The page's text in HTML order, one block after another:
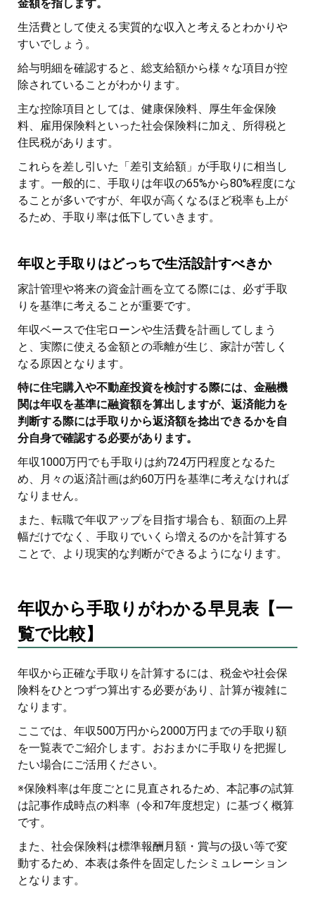
金額を指します。
生活費として使える実質的な収入と考えるとわかりや
すいでしょう。
給与明細を確認すると、総支給額から様々な項目が控
除されていることがわかります。
主な控除項目としては、健康保険料、厚生年金保険
料、雇用保険料といった社会保険料に加え、所得税と
住民税があります。
これらを差し引いた「差引支給額」が手取りに相当し
ます。一般的に、手取りは年収の65%から80%程度にな
ることが多いですが、年収が高くなるほど税率も上が
るため、手取り率は低下していきます。
年収と手取りはどっちで生活設計すべきか
家計管理や将来の資金計画を立てる際には、必ず手取
りを基準に考えることが重要です。
年収ベースで住宅ローンや生活費を計画してしまう
と、実際に使える金額との乖離が生じ、家計が苦しく
なる原因となります。
特に住宅購入や不動産投資を検討する際には、金融機
関は年収を基準に融資額を算出しますが、返済能力を
判断する際には手取りから返済額を捻出できるかを自
分自身で確認する必要があります。
年収1000万円でも手取りは約724万円程度となるた
め、月々の返済計画は約60万円を基準に考えなければ
なりません。
また、転職で年収アップを目指す場合も、額面の上昇
幅だけでなく、手取りでいくら増えるのかを計算する
ことで、より現実的な判断ができるようになります。
年収から手取りがわかる早見表【一
覧で比較】
年収から正確な手取りを計算するには、税金や社会保
険料をひとつずつ算出する必要があり、計算が複雑に
なります。
ここでは、年収500万円から2000万円までの手取り額
を一覧表でご紹介します。おおまかに手取りを把握し
たい場合にご活用ください。
※保険料率は年度ごとに見直されるため、本記事の試算
は記事作成時点の料率（令和7年度想定）に基づく概算
です。
また、社会保険料は標準報酬月額・賞与の扱い等で変
動するため、本表は条件を固定したシミュレーション
となります。